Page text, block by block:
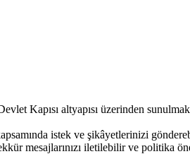
Kapısı altyapısı üzerinden
istek ve şikâyetlerinizi
mesajlarınızı iletilebilir ve politika